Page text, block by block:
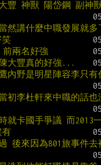
豐 神獸 陽岱鋼 副神
然講什麼中職發展就多
笑
兩名好強
大豐真的好強...
內野是明星陣容李只有
初李杜軒來中職的話也
就卡國手爭議 而2013
有
後來因為801旅事件去